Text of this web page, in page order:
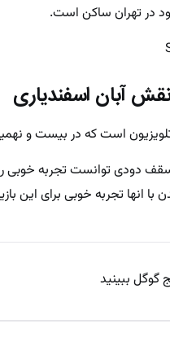
در تهران ساکن است.
نقش آبان اسفندیاری
است که در بیست و نهمین روز از دی
سقف دودی توانست تجربه خوبی
انها تجربه خوبی برای این
گوگل ببینید